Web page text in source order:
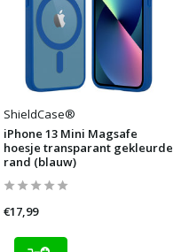
ShieldCase®
iPhone 13 Mini Magsafe
hoesje transparant gekleurde
rand (blauw)
€17,99